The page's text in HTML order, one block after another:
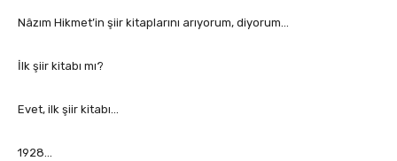
Nâzım Hikmet’in şiir kitaplarını arıyorum, diyorum…
İlk şiir kitabı mı?
Evet, ilk şiir kitabı…
1928…